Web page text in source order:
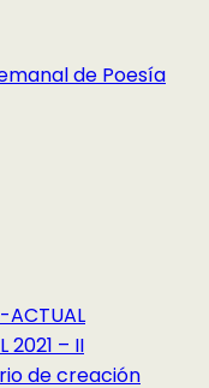
de Poesía
ACTUAL
2021 – II
de creación